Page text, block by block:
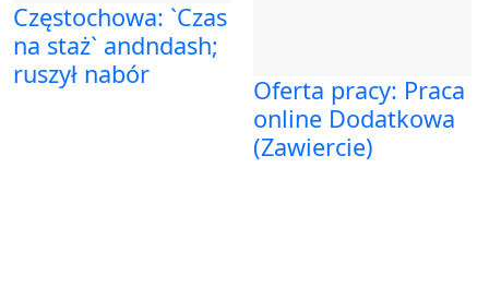
Częstochowa: `Czas
na staż` andndash;
ruszył nabór
Oferta pracy: Praca
online Dodatkowa
(Zawiercie)